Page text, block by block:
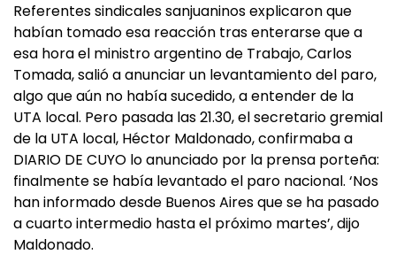
Referentes sindicales sanjuaninos explicaron que
habían tomado esa reacción tras enterarse que a
esa hora el ministro argentino de Trabajo, Carlos
Tomada, salió a anunciar un levantamiento del paro,
algo que aún no había sucedido, a entender de la
UTA local. Pero pasada las 21.30, el secretario gremial
de la UTA local, Héctor Maldonado, confirmaba a
DIARIO DE CUYO lo anunciado por la prensa porteña:
finalmente se había levantado el paro nacional. ‘Nos
han informado desde Buenos Aires que se ha pasado
a cuarto intermedio hasta el próximo martes’, dijo
Maldonado.